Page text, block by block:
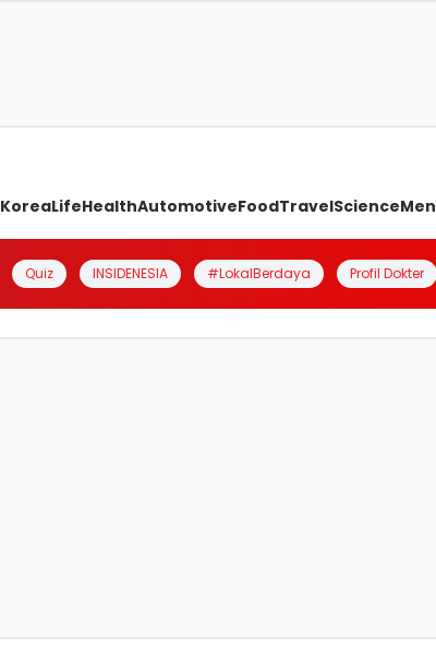
KoreaLifeHealthAutomotiveFoodTravelScienceMen
Quiz INSIDENESIA #LokalBerdaya Profil Dokter